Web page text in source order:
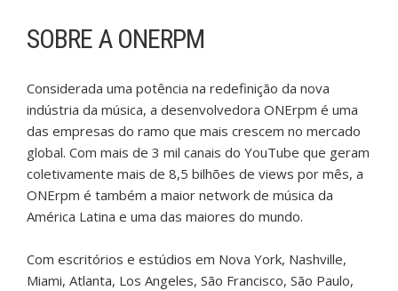
SOBRE A ONERPM
Considerada uma potência na redefinição da nova
indústria da música, a desenvolvedora ONErpm é uma
das empresas do ramo que mais crescem no mercado
global. Com mais de 3 mil canais do YouTube que geram
coletivamente mais de 8,5 bilhões de views por mês, a
ONErpm é também a maior network de música da
América Latina e uma das maiores do mundo.
Com escritórios e estúdios em Nova York, Nashville,
Miami, Atlanta, Los Angeles, São Francisco, São Paulo,